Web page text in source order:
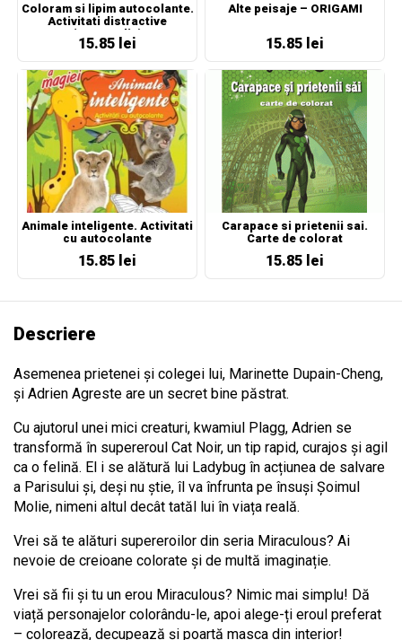
Coloram si lipim autocolante.
Activitati distractive
(portocaliu)
15.85 lei
Alte peisaje – ORIGAMI
15.85 lei
Animale inteligente. Activitati
cu autocolante
15.85 lei
Carapace si prietenii sai.
Carte de colorat
15.85 lei
Descriere
Asemenea prietenei și colegei lui, Marinette Dupain-Cheng,
și Adrien Agreste are un secret bine păstrat.
Cu ajutorul unei mici creaturi, kwamiul Plagg, Adrien se
transformă în supereroul Cat Noir, un tip rapid, curajos și agil
ca o felină. El i se alătură lui Ladybug în acțiunea de salvare
a Parisului și, deși nu știe, îl va înfrunta pe însuși Șoimul
Molie, nimeni altul decât tatăl lui în viața reală.
Vrei să te alături supereroilor din seria Miraculous? Ai
nevoie de creioane colorate și de multă imaginație.
Vrei să fii și tu un erou Miraculous? Nimic mai simplu! Dă
viață personajelor colorându-le, apoi alege-ți eroul preferat
– colorează, decupează și poartă masca din interior!